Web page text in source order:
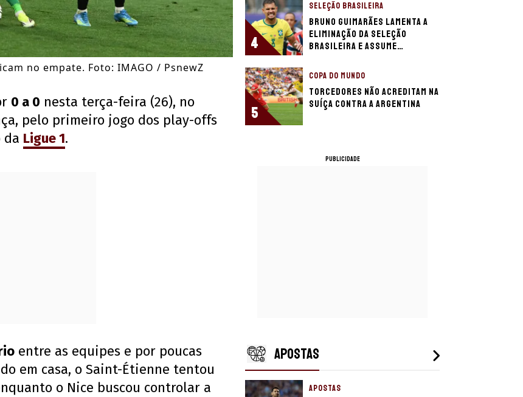
no empate. Foto: IMAGO / PsnewZ
0 a 0 nesta terça-feira (26), no
pelo primeiro jogo dos play-offs
da Ligue 1.
entre as equipes e por poucas
em casa, o Saint-Étienne tentou
o Nice buscou controlar a
4
SELEÇÃO BRASILEIRA
Bruno Guimarães lamenta a
eliminação da Seleção
Brasileira e assume
5
COPA DO MUNDO
Torcedores não acreditam na
Suíça contra a Argentina
PUBLICIDADE
APOSTAS
APOSTAS